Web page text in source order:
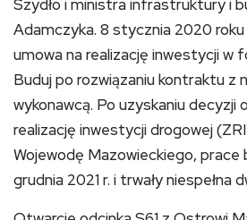
Szydło i ministra infrastruktury i
Adamczyka. 8 stycznia 2020
umowa na realizację inwestycji w
Buduj po rozwiązaniu kontraktu z
wykonawcą. Po uzyskaniu decyzji
realizację inwestycji drogowej
Wojewodę Mazowieckiego, prace
grudnia 2021 r. i trwały niespełna